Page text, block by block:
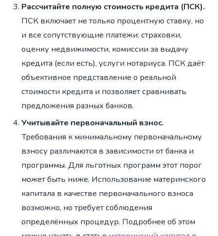
Рассчитайте полную стоимость кредита (ПСК).
ПСК включает не только процентную ставку, но
и все сопутствующие платежи: страховки,
оценку недвижимости, комиссии за выдачу
кредита (если есть), услуги нотариуса. ПСК даёт
объективное представление о реальной
стоимости кредита и позволяет сравнивать
предложения разных банков.
Учитывайте первоначальный взнос.
Требования к минимальному первоначальному
взносу различаются в зависимости от банка и
программы. Для льготных программ этот порог
может быть ниже. Использование материнского
капитала в качестве первоначального взноса
возможно, но требует соблюдения
определённых процедур. Подробнее об этом